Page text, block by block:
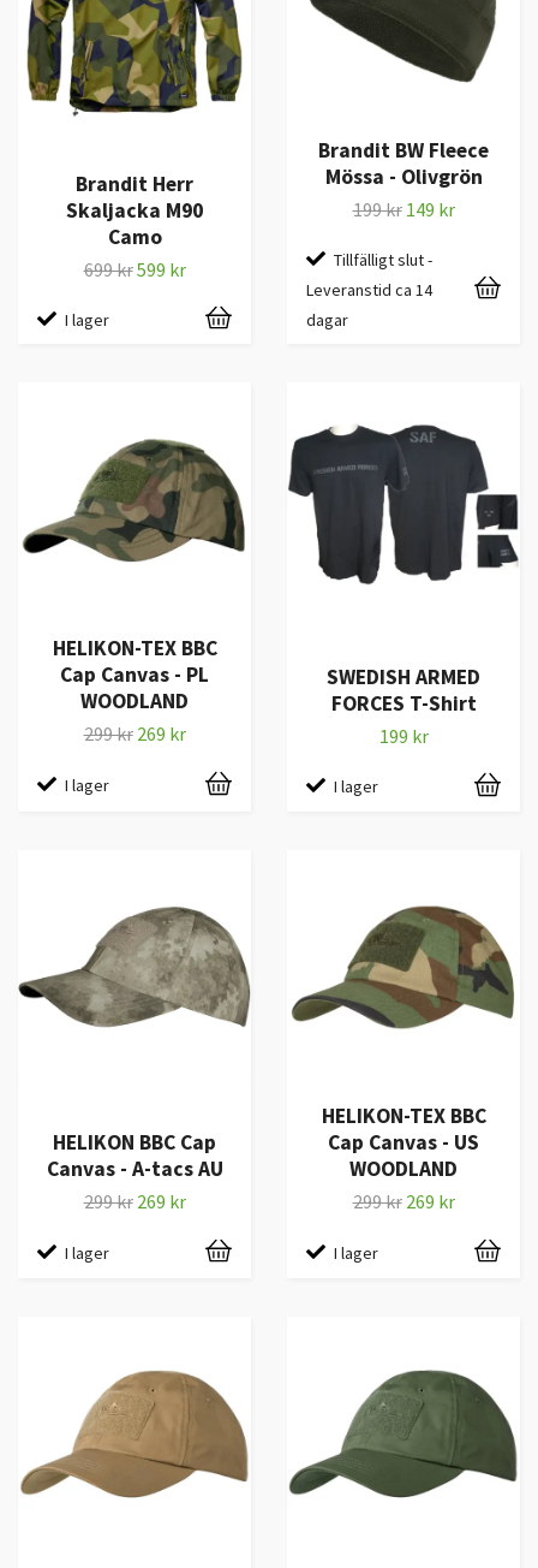
Brandit Herr
Skaljacka M90
Camo
699 kr599 kr
I lager
Brandit BW Fleece
Mössa - Olivgrön
199 kr 149 kr
Tillfälligt slut -
Leveranstid ca 14
dagar
HELIKON-TEX BBC
Cap Canvas - PL
WOODLAND
299 kr 269 kr
I lager
SWEDISH ARMED
FORCES T-Shirt
199 kr
I lager
HELIKON BBC Cap
Canvas - A-tacs AU
299 kr 269 kr
I lager
HELIKON-TEX BBC
Cap Canvas - US
WOODLAND
299 kr 269 kr
I lager